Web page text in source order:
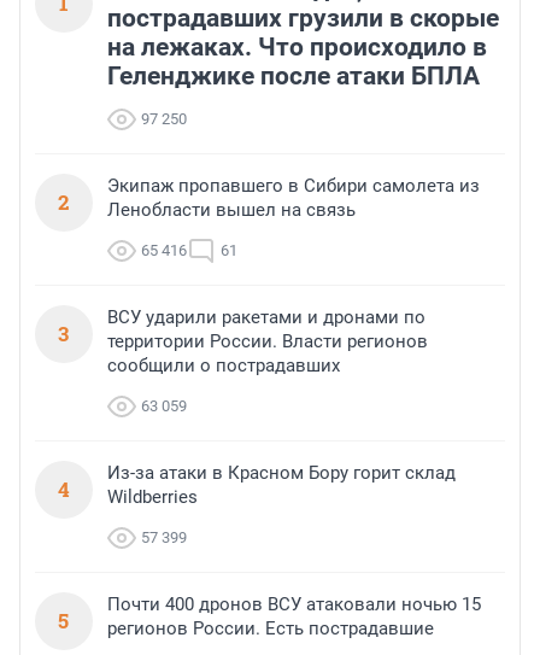
пострадавших грузили в скорые
на лежаках. Что происходило в
Геленджике после атаки БПЛА
97 250
2
Экипаж пропавшего в Сибири самолета из
Ленобласти вышел на связь
65 416 61
3
ВСУ ударили ракетами и дронами по
территории России. Власти регионов
сообщили о пострадавших
63 059
4
Из-за атаки в Красном Бору горит склад
Wildberries
57 399
5
Почти 400 дронов ВСУ атаковали ночью 15
регионов России. Есть пострадавшие